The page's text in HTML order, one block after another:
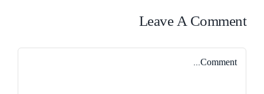
Leave A Comment